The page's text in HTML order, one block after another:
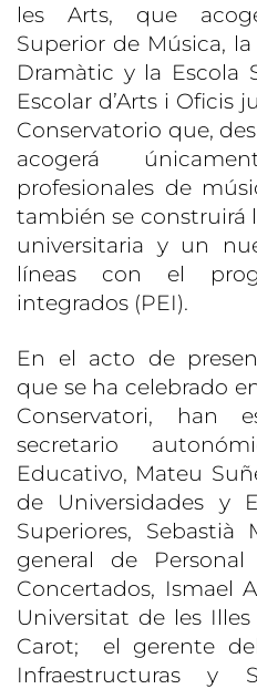
les Arts, que
Superior de Música,
Dramàtic y la Escola
Escolar d’Arts i Oficis
Conservatorio que,
acogerá
profesionales de
también se construirá
universitaria y un
líneas con el
integrados (PEI).
En el acto de
que se ha celebrado
Conservatori, han
secretario
Educativo, Mateu
de Universidades y
Superiores, Sebastià
general de
Concertados, Ismael
Universitat de les
Carot; el gerente
Infraestructuras y